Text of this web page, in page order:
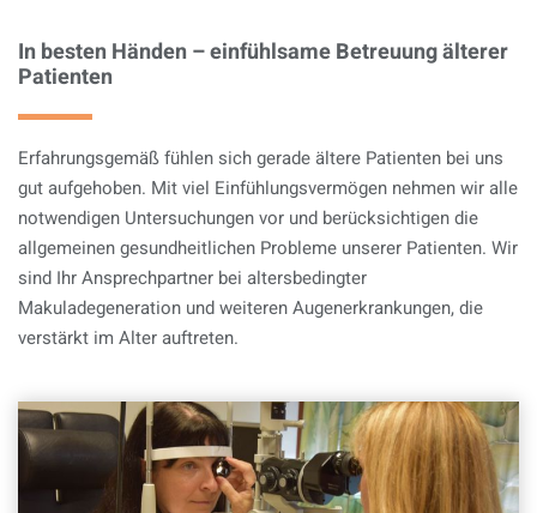
In besten Händen – einfühlsame Betreuung älterer
Patienten
Erfahrungsgemäß fühlen sich gerade ältere Patienten bei uns
gut aufgehoben. Mit viel Einfühlungsvermögen nehmen wir alle
notwendigen Untersuchungen vor und berücksichtigen die
allgemeinen gesundheitlichen Probleme unserer Patienten. Wir
sind Ihr Ansprechpartner bei altersbedingter
Makuladegeneration und weiteren Augenerkrankungen, die
verstärkt im Alter auftreten.